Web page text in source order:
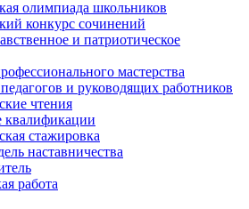
олимпиада школьников
конкурс сочинений
и патриотическое
мастерства
и руководящих работников
чтения
стажировка
наставничества
работа